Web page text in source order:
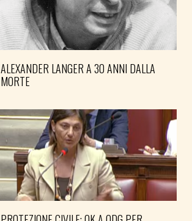
ALEXANDER LANGER A 30 ANNI DALLA
MORTE